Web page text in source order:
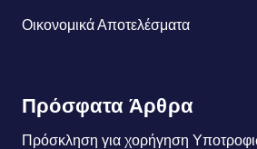
Οικονομικά Αποτελέσματα
Πρόσφατα Άρθρα
Πρόσκληση για χορήγηση